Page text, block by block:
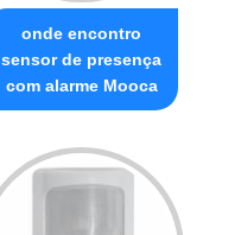
onde encontro
sensor de presença
com alarme Mooca